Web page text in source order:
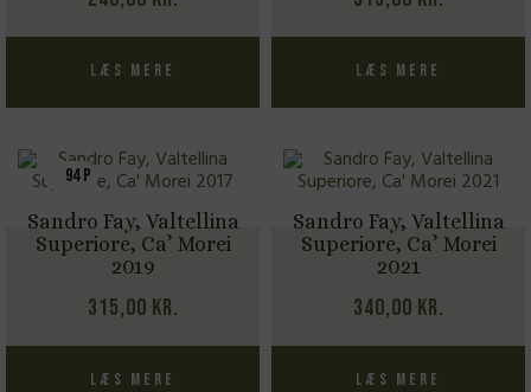
Læs mere Læs mere
94 P
Sandro Fay, Valtellina
Superiore, Ca’ Morei
2019
315,00 kr.
Læs mere
Sandro Fay, Valtellina
Superiore, Ca’ Morei
2021
340,00 kr.
Læs mere